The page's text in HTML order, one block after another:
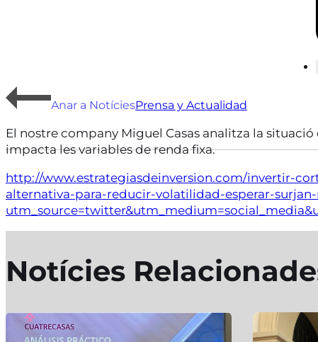
Anar a NotíciesPrensa y Actualidad
El nostre company Miguel Casas analitza la
impacta les variables de renda fixa.
http://www.estrategiasdeinversion.com/invertir-
alternativa-para-reducir-volatilidad-esperar-surjan-
Notícies